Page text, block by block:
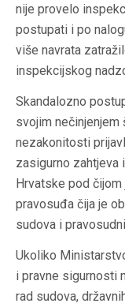
nije provelo
postupati i po
više navrata
inspekcijskog
Skandalozno
svojim
nezakonitosti
zasigurno zahtjeva
Hrvatske pod
pravosuđa čija je
sudova i
Ukoliko
i pravne sigurnosti
rad sudova,